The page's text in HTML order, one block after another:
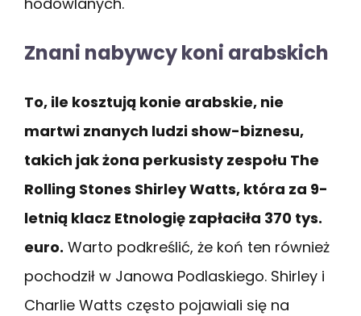
Znani nabywcy koni arabskich
To, ile kosztują konie arabskie, nie
martwi znanych ludzi show-biznesu,
takich jak żona perkusisty zespołu The
Rolling Stones Shirley Watts, która za 9-
letnią klacz Etnologię zapłaciła 370 tys.
euro. Warto podkreślić, że koń ten również
pochodził w Janowa Podlaskiego. Shirley i
Charlie Watts często pojawiali się na